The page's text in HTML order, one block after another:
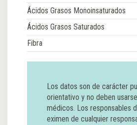
Ácidos Grasos Monoinsaturados
Ácidos Grasos Saturados
Fibra
Los datos son de carácter
orientativo y no deben
médicos. Los responsables
eximen de cualquier